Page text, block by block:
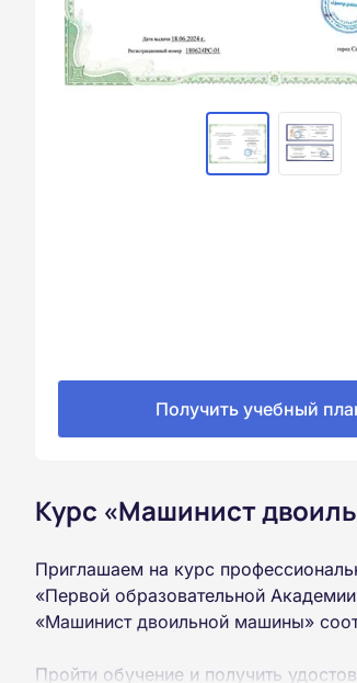
Получить учебный
Курс «Машинист
Приглашаем на курс
«Первой образовательной
«Машинист двоильной машины»
Пройти обучение и получить